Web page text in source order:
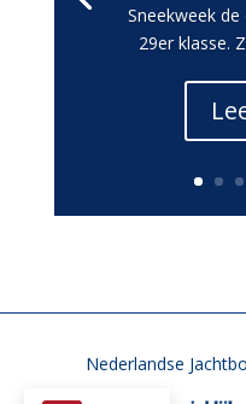
Sneekweek
29er klasse.
Nederlandse